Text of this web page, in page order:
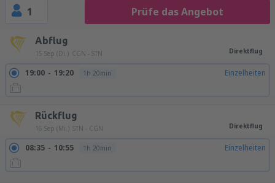
1 Prüfe das Angebot
Abflug
15 Sep (Di.) CGN - STN Direktflug
19:00 19:20 1h 20min Einzelheiten
Rückflug
16 Sep (Mi.) STN - CGN Direktflug
08:35 10:55 1h 20min Einzelheiten